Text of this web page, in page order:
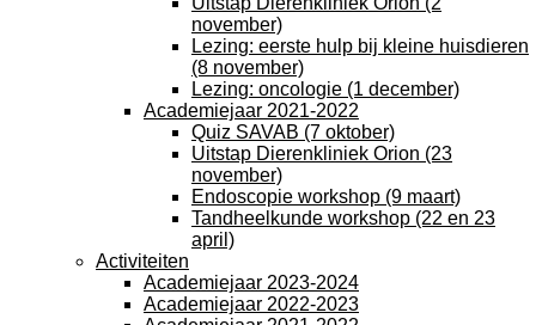
november)
Lezing: eerste hulp bij kleine huisdieren
(8 november)
Lezing: oncologie (1 december)
Academiejaar 2021-2022
Quiz SAVAB (7 oktober)
Uitstap Dierenkliniek Orion (23
november)
Endoscopie workshop (9 maart)
Tandheelkunde workshop (22 en 23
april)
Activiteiten
Academiejaar 2023-2024
Academiejaar 2022-2023